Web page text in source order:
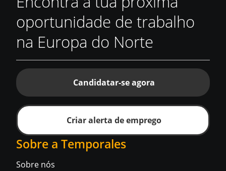
oportunidade de trabalho
na Europa do Norte
Candidatar-se agora
Criar alerta de emprego
Sobre a Temporales
Sobre nós